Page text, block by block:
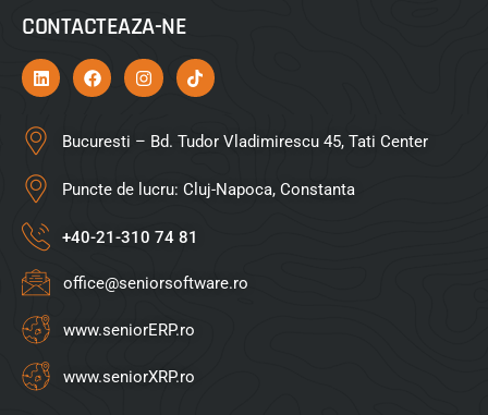
CONTACTEAZA-NE
Bucuresti – Bd. Tudor Vladimirescu 45, Tati Center
Puncte de lucru: Cluj-Napoca, Constanta
+40-21-310 74 81
office@seniorsoftware.ro
www.seniorERP.ro
www.seniorXRP.ro